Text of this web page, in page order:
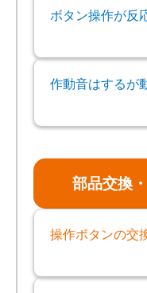
ボタン操作が反
作動音はするが
部品交換
操作ボタンの交